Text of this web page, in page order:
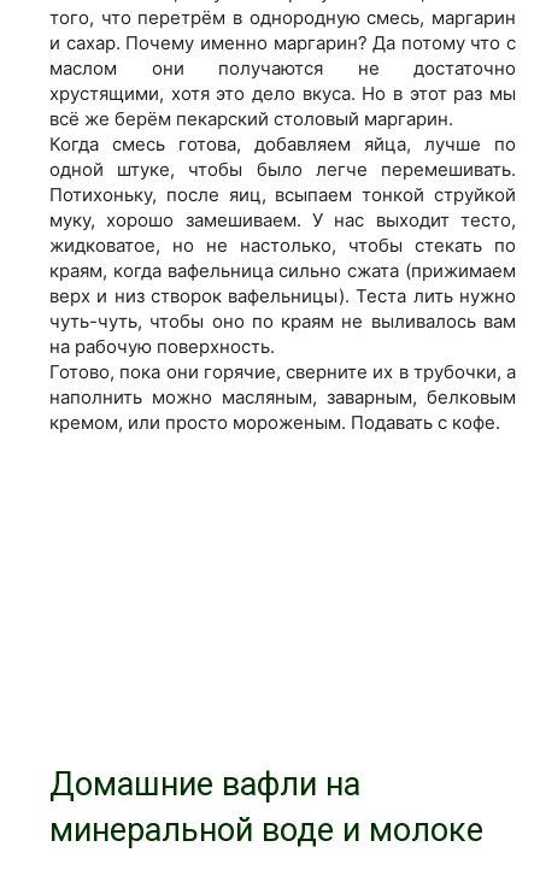
того, что перетрём в однородную смесь, маргарин
и сахар. Почему именно маргарин? Да потому что с
маслом они получаются не достаточно
хрустящими, хотя это дело вкуса. Но в этот раз мы
всё же берём пекарский столовый маргарин.
Когда смесь готова, добавляем яйца, лучше по
одной штуке, чтобы было легче перемешивать.
Потихоньку, после яиц, всыпаем тонкой струйкой
муку, хорошо замешиваем. У нас выходит тесто,
жидковатое, но не настолько, чтобы стекать по
краям, когда вафельница сильно сжата (прижимаем
верх и низ створок вафельницы). Теста лить нужно
чуть-чуть, чтобы оно по краям не выливалось вам
на рабочую поверхность.
Готово, пока они горячие, сверните их в трубочки, а
наполнить можно масляным, заварным, белковым
кремом, или просто мороженым. Подавать с кофе.
Домашние вафли на
минеральной воде и молоке